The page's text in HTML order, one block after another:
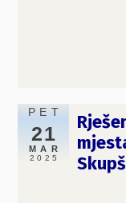
PET
21
MAR
2025